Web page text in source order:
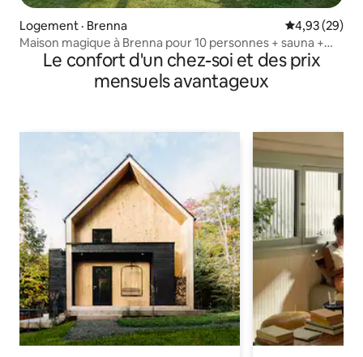
Logement · Brenna Note
4,93 (29)
Maison magique à Brenna pour 10 personnes + sauna +
rivièreLe confort d'un chez-soi et des prix
mensuels avantageux